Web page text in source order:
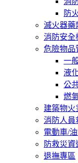
防
滅火器藥
消防安全
危險物品
一
液
公
燃
建築物火
消防人員
電動車/
防救災資
退撫專區